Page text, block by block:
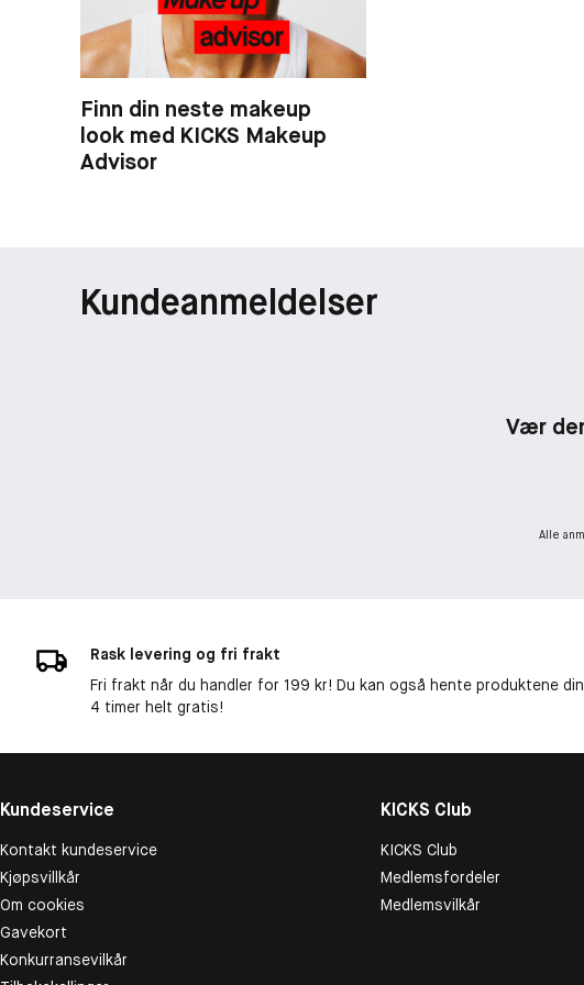
Finn din neste makeup
look med KICKS Makeup
Advisor
Kundeanmeldelser
Vær
Alle
Rask levering og fri frakt
Fri frakt når du handler for 199 kr! Du kan også hente produktene
4 timer helt gratis!
Kundeservice
Kontakt kundeservice
Kjøpsvillkår
Om cookies
Gavekort
Konkurransevilkår
KICKS Club
KICKS Club
Medlemsfordeler
Medlemsvilkår